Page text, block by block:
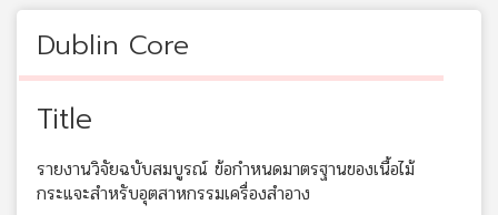
Dublin Core
Title
รายงานวิจัยฉบับสมบูรณ์ ข้อกำหนดมาตรฐานของเนื้อไม้
กระแจะสำหรับอุตสาหกรรมเครื่องสำอาง